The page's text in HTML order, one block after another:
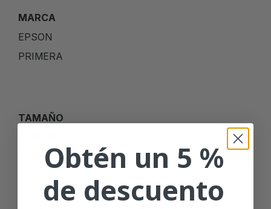
MARCA
EPSON
PRIMERA
TAMAÑO
127MM
Obtén un 5 %
de descuento